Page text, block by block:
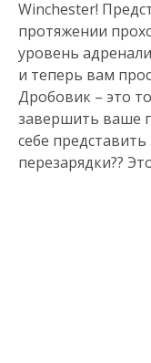
Winchester!
протяжении
уровень
и теперь вам
Дробовик – это
завершить ваше
себе
перезарядки??